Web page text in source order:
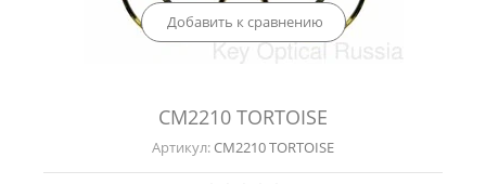
Добавить к сравнению
CM2210 TORTOISE
Артикул:CM2210 TORTOISE